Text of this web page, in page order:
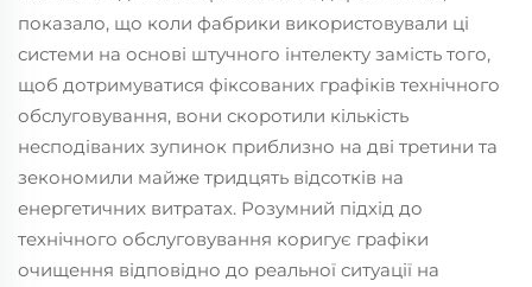
показало, що коли фабрики використовували ці
системи на основі штучного інтелекту замість того,
щоб дотримуватися фіксованих графіків технічного
обслуговування, вони скоротили кількість
несподіваних зупинок приблизно на дві третини та
зекономили майже тридцять відсотків на
енергетичних витратах. Розумний підхід до
технічного обслуговування коригує графіки
очищення відповідно до реальної ситуації на